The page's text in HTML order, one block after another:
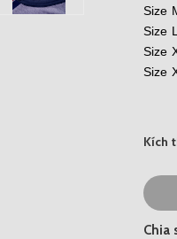
Size
Size
Size
Size
Kích
Chia